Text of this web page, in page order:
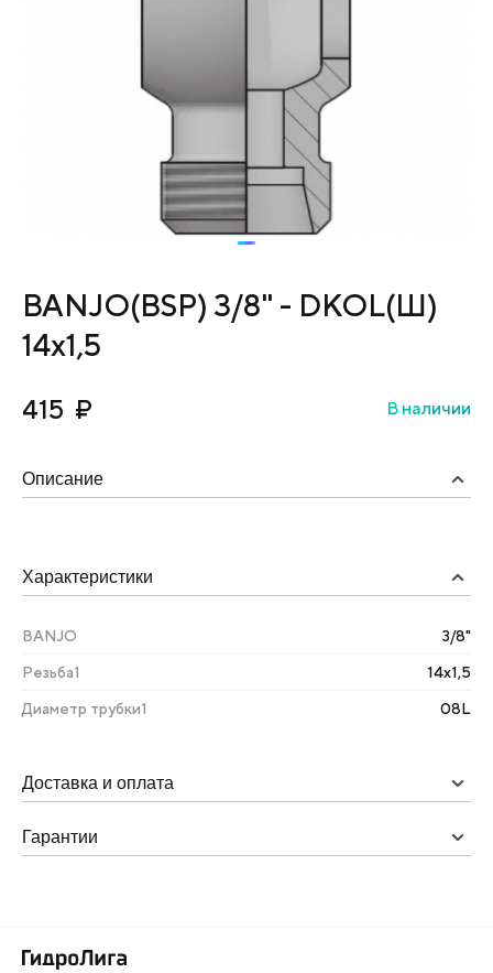
BANJO(BSP) 3/8" - DKOL(Ш)
14х1,5
415 ₽ В наличии
Описание
Характеристики
BANJO 3/8"
Резьба1 14х1,5
Диаметр трубки1 08L
Доставка и оплата
Гарантии